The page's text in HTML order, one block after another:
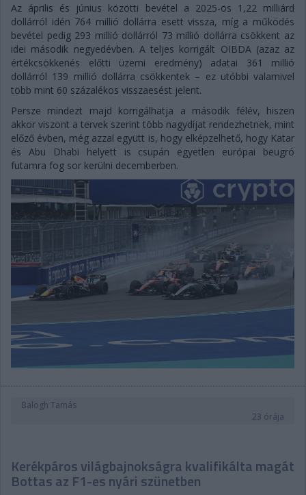
Az április és június közötti bevétel a 2025-ös 1,22 milliárd
dollárról idén 764 millió dollárra esett vissza, míg a működés
bevétel pedig 293 millió dollárról 73 millió dollárra csökkent az
idei második negyedévben. A teljes korrigált OIBDA (azaz az
értékcsökkenés előtti üzemi eredmény) adatai 361 millió
dollárról 139 millió dollárra csökkentek – ez utóbbi valamivel
több mint 60 százalékos visszaesést jelent.
Persze mindezt majd korrigálhatja a második félév, hiszen
akkor viszont a tervek szerint több nagydíjat rendezhetnek, mint
előző évben, még azzal együtt is, hogy elképzelhető, hogy Katar
és Abu Dhabi helyett is csupán egyetlen európai beugró
futamra fog sor kerülni decemberben.
Balogh Tamás
23 órája
Kerékpáros világbajnokságra kvalifikálta magát
Bottas az F1-es nyári szünetben